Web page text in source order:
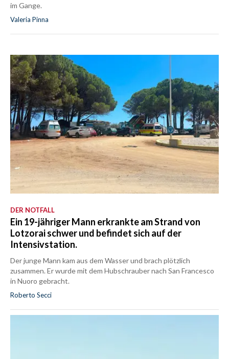
im Gange.
Valeria Pinna
DER NOTFALL
Ein 19-jähriger Mann erkrankte am Strand von
Lotzorai schwer und befindet sich auf der
Intensivstation.
Der junge Mann kam aus dem Wasser und brach plötzlich
zusammen. Er wurde mit dem Hubschrauber nach San Francesco
in Nuoro gebracht.
Roberto Secci